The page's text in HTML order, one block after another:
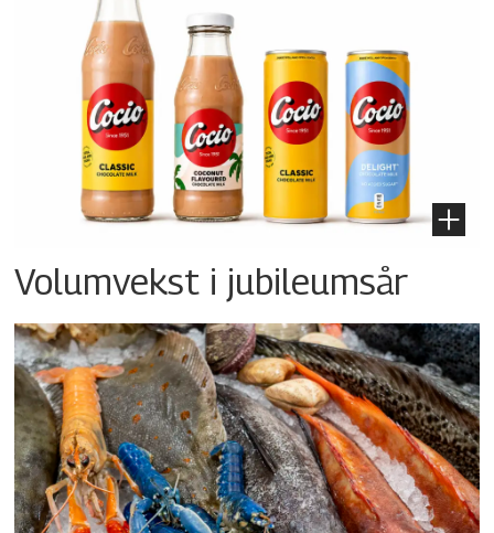
Volumvekst i jubileumsår